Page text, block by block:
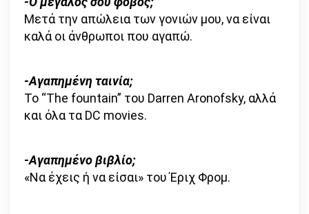
Μετά την απώλεια των γονιών μου, να είναι
καλά οι άνθρωποι που αγαπώ.
-Αγαπημένη ταινία;
Το “The fountain” του Darren Aronofsky, αλλά
και όλα τα DC movies.
-Αγαπημένο βιβλίο;
«Να έχεις ή να είσαι» του Έριχ Φρομ.